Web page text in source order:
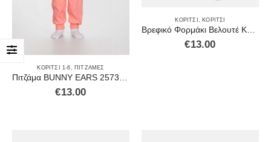
ΚΟΡΊΤΣΙ 1-6, ΠΙΤΖΆΜΕΣ
Πιτζάμα BUNNY EARS 2573107
€13.00
ΚΟΡΊΤΣΙ , ΚΟΡΊΤΣΙ
Βρεφικό Φορμάκι Βελουτέ Κοραλί 2371205
€13.00